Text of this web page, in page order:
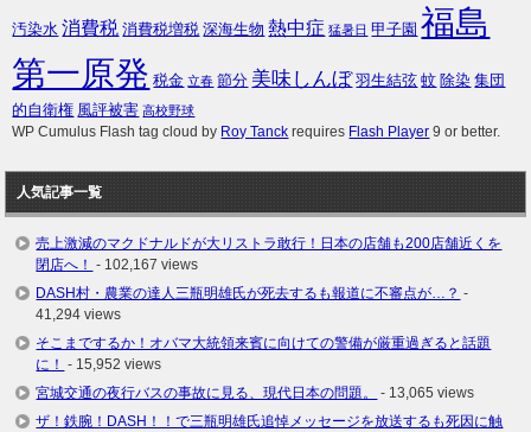
汚染水 消費税 消費税増税 深海生物 熱中症 猛暑日 甲子園 福島
第一原発 税金 立春 節分 美味しんぼ 羽生結弦 蚊 除染 集団
的自衛権 風評被害 高校野球
WP Cumulus Flash tag cloud by Roy Tanck requires Flash Player 9 or better.
人気記事一覧
売上激減のマクドナルドが大リストラ敢行！日本の店舗も200店舗近くを
閉店へ！ - 102,167 views
DASH村・農業の達人三瓶明雄氏が死去するも報道に不審点が…？ -
41,294 views
そこまでするか！オバマ大統領来賓に向けての警備が厳重過ぎると話題
に！ - 15,952 views
宮城交通の夜行バスの事故に見る、現代日本の問題。
- 13,065 views
ザ！鉄腕！DASH！！で三瓶明雄氏追悼メッセージを放送するも死因に触